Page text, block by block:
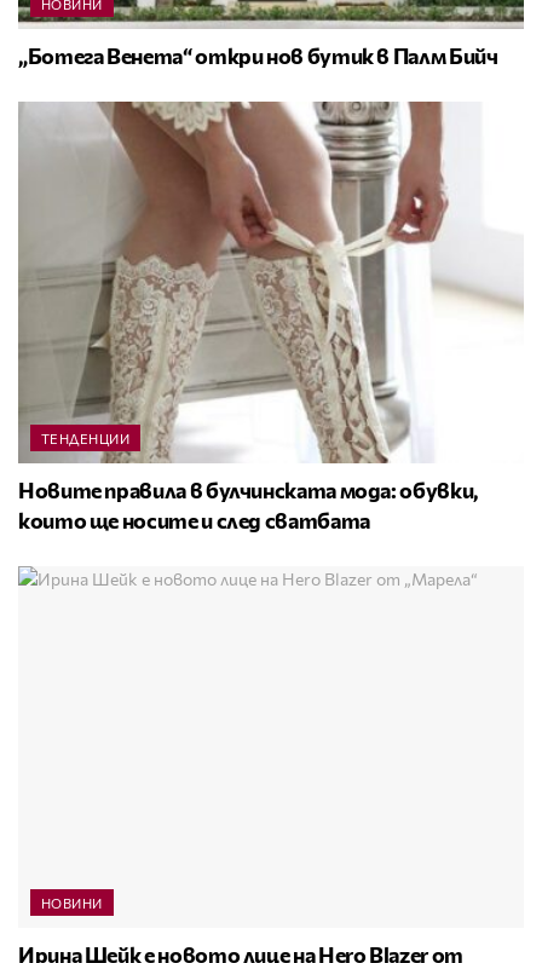
НОВИНИ
„Ботега Венета“ откри нов бутик в Палм Бийч
ТЕНДЕНЦИИ
Новите правила в булчинската мода: обувки,
които ще носите и след сватбата
НОВИНИ
Ирина Шейк е новото лице на Hero Blazer от